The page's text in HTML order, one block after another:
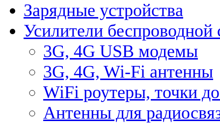
Зарядные устройства
Усилители беспроводной
3G, 4G USB модемы
3G, 4G, Wi-Fi антенны
WiFi роутеры, точки
Антенны для